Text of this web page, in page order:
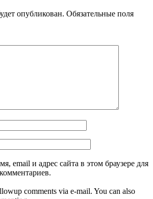
опубликован. Обязательные поля
email и адрес сайта в этом браузере для
comments via e-mail. You can also